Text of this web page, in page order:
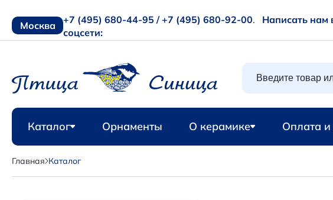
Москва +7 (495) 680-44-95 / +7 (495) 680-92-00. Написать нам
соцсети:
Каталог Орнаменты О керамике Оплата и
Главная Каталог